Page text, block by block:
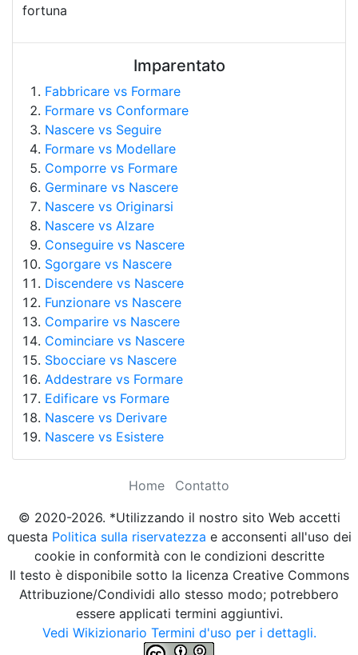
fortuna
Imparentato
Fabbricare vs Formare
Formare vs Conformare
Nascere vs Seguire
Formare vs Modellare
Comporre vs Formare
Germinare vs Nascere
Nascere vs Originarsi
Nascere vs Alzare
Conseguire vs Nascere
Sgorgare vs Nascere
Discendere vs Nascere
Funzionare vs Nascere
Comparire vs Nascere
Cominciare vs Nascere
Sbocciare vs Nascere
Addestrare vs Formare
Edificare vs Formare
Nascere vs Derivare
Nascere vs Esistere
Home
Contatto
© 2020-2026. *Utilizzando il nostro sito Web accetti
questa Politica sulla riservatezza e acconsenti all'uso dei
cookie in conformità con le condizioni descritte
Il testo è disponibile sotto la licenza Creative Commons
Attribuzione/Condividi allo stesso modo; potrebbero
essere applicati termini aggiuntivi.
Vedi Wikizionario Termini d'uso per i dettagli.